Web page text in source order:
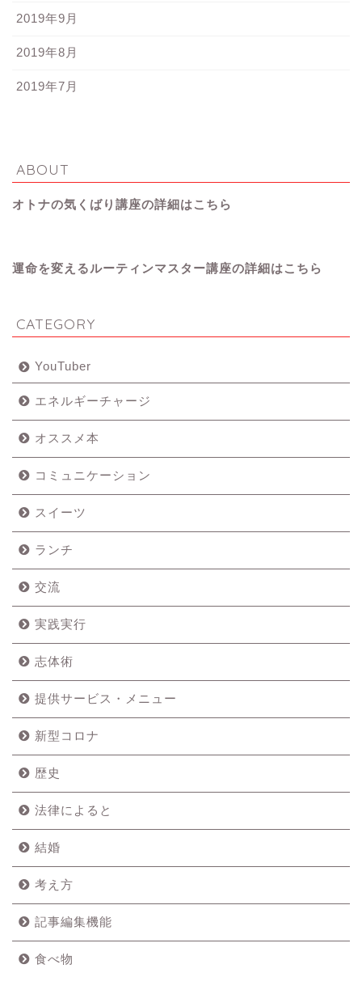
2019年9月
2019年8月
2019年7月
ABOUT
オトナの気くばり講座の詳細はこちら
運命を変えるルーティンマスター講座の詳細はこちら
CATEGORY
YouTuber
エネルギーチャージ
オススメ本
コミュニケーション
スイーツ
ランチ
交流
実践実行
志体術
提供サービス・メニュー
新型コロナ
歴史
法律によると
結婚
考え方
記事編集機能
食べ物